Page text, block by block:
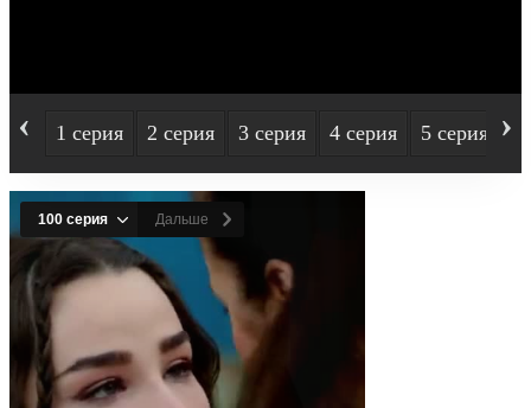
‹ 1 серия 2 серия 3 серия 4 серия 5 серия ›